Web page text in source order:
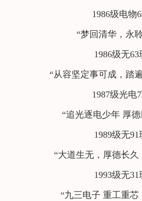
1986级电物
“梦回清华，永
1986级无63
“从容坚定事可成，踏
1987级光电
“追光逐电少年 厚
1989级无91
“大道生无，厚德长久
1993级无31
“九三电子 重工重芯